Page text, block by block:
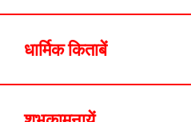
धार्मिक किताबें